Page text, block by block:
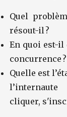
Quel
résout-il ?
En quoi est-
concurrence ?
Quelle est
cliquer,